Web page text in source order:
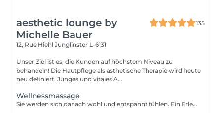
aesthetic lounge by
Michelle Bauer
135
12, Rue Hiehl Junglinster L-6131
Unser Ziel ist es, die Kunden auf höchstem Niveau zu
behandeln! Die Hautpflege als ästhetische Therapie wird heute
neu definiert. Junges und vitales A...
Wellnessmassage
Sie werden sich danach wohl und entspannt fühlen. Ein Erlebnis, das alle Sinne anspricht!